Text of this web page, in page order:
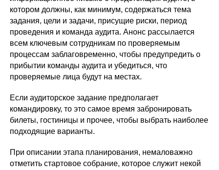
котором должны, как минимум, содержаться тема
задания, цели и задачи, присущие риски, период
проведения и команда аудита. Анонс рассылается
всем ключевым сотрудникам по проверяемым
процессам заблаговременно, чтобы предупредить о
прибытии команды аудита и убедиться, что
проверяемые лица будут на местах.
Если аудиторское задание предполагает
командировку, то это самое время забронировать
билеты, гостиницы и прочее, чтобы выбрать наиболее
подходящие варианты.
При описании этапа планирования, немаловажно
отметить стартовое собрание, которое служит некой